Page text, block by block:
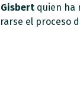
Gisbertquien ha
el proceso